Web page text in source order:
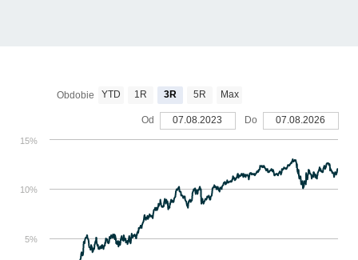
5%
10%
15%
Obdobie YTD 1R 3R 5R Max
Od 07.08.2023 Do 07.08.2026